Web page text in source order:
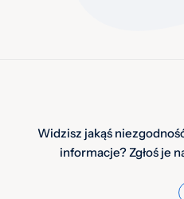
Widzisz jakąś
informacje? Zgłoś je